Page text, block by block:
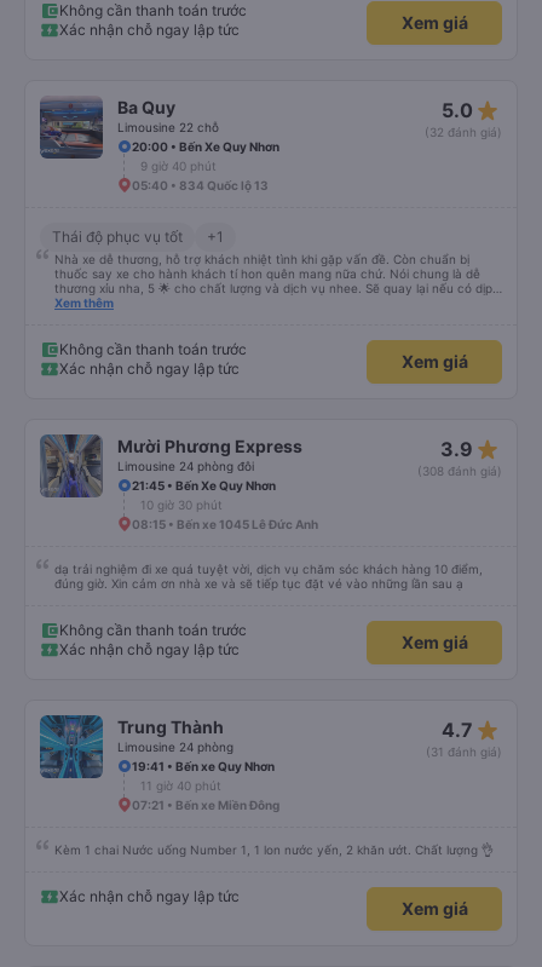
Không cần thanh toán trước
Xác nhận chỗ ngay lập tức
Xem giá
Ba Quy
Limousine 22 chỗ
5.0 star_rate
(32 đánh giá)
20:00 • Bến Xe Quy Nhơn
9 giờ 40 phút
05:40 • 834 Quốc lộ 13
Thái độ phục vụ tốt +1
Nhà xe dễ thương, hỗ trợ khách nhiệt tình khi gặp vấn đề. Còn chuẩn bị
thuốc say xe cho hành khách tí hon quên mang nữa chứ. Nói chung là dễ
thương xỉu nha, 5 🌟 cho chất lượng và dịch vụ nhee. Sẽ quay lại nếu có dịp
cần 💕
Xem thêm
Không cần thanh toán trước
Xác nhận chỗ ngay lập tức
Xem giá
Mười Phương Express
Limousine 24 phòng đôi
3.9 star_rate
(308 đánh giá)
21:45 • Bến Xe Quy Nhơn
10 giờ 30 phút
08:15 • Bến xe 1045 Lê Đức Anh
dạ trải nghiệm đi xe quá tuyệt vời, dịch vụ chăm sóc khách hàng 10 điểm,
đúng giờ. Xin cảm ơn nhà xe và sẽ tiếp tục đặt vé vào những lần sau ạ
Không cần thanh toán trước
Xác nhận chỗ ngay lập tức
Xem giá
Trung Thành
Limousine 24 phòng
4.7 star_rate
(31 đánh giá)
19:41 • Bến xe Quy Nhơn
11 giờ 40 phút
07:21 • Bến xe Miền Đông
Kèm 1 chai Nước uống Number 1, 1 lon nước yến, 2 khăn ướt. Chất lượng 👌
Xác nhận chỗ ngay lập tức
Xem giá